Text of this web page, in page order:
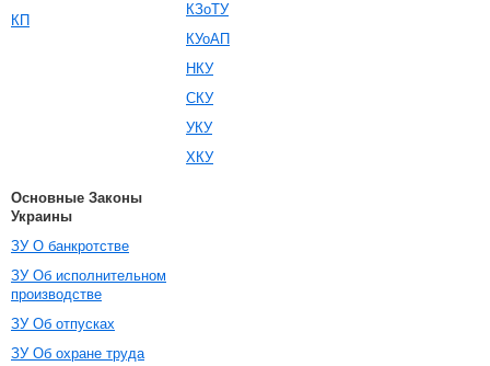
КП
КЗоТУ
КУоАП
НКУ
СКУ
УКУ
ХКУ
Основные Законы
Украины
ЗУ О банкротстве
ЗУ Об исполнительном
производстве
ЗУ Об отпусках
ЗУ Об охране труда